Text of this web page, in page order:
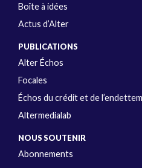
Boîte à idées
Actus d’Alter
PUBLICATIONS
Alter Échos
Focales
Échos du crédit et de
Altermedialab
NOUS SOUTENIR
Abonnements